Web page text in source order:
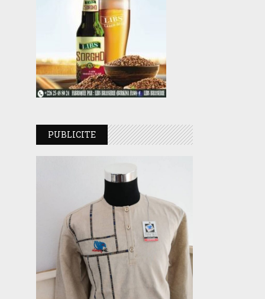
PUBLICITE